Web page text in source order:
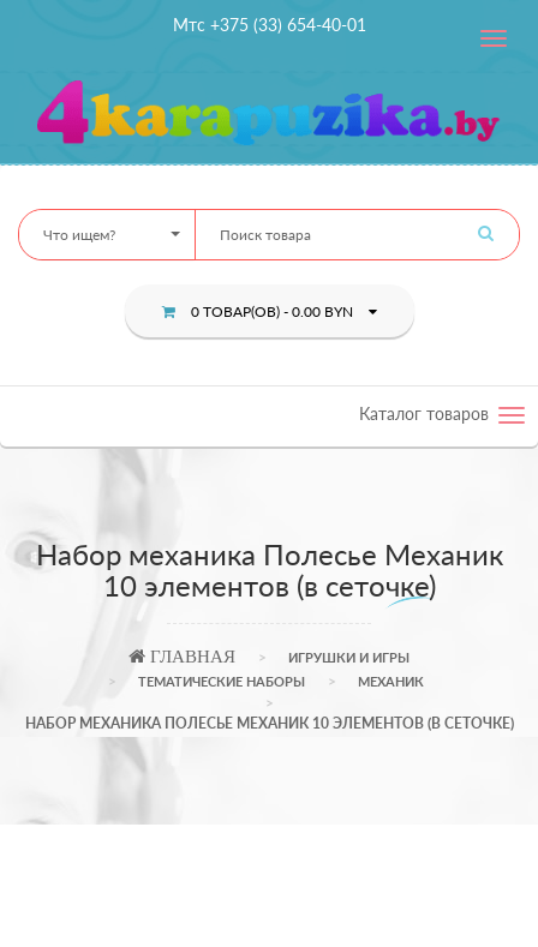
Мтс +375 (33) 654-40-01
Toggle
Что ищем?
0 ТОВАР(ОВ) - 0.00 BYN
Каталог товаров
Набор механика Полесье Механик
10 элементов (в сеточке)
ГЛАВНАЯ
ИГРУШКИ И ИГРЫ
ТЕМАТИЧЕСКИЕ НАБОРЫ
МЕХАНИК
НАБОР МЕХАНИКА ПОЛЕСЬЕ МЕХАНИК 10 ЭЛЕМЕНТОВ (В СЕТОЧКЕ)